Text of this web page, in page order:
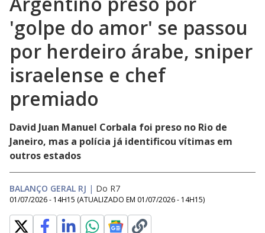
'golpe do amor' se passou
por herdeiro árabe, sniper
israelense e chef
premiado
David Juan Manuel Corbala foi preso no Rio de
Janeiro, mas a polícia já identificou vítimas em
outros estados
BALANÇO GERAL RJ | Do R7
01/07/2026 - 14H15 (ATUALIZADO EM 01/07/2026 - 14H15)